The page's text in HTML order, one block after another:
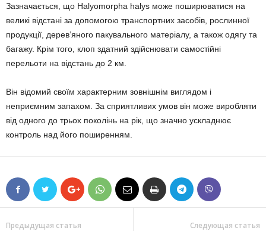
Зазначається, що Halyomorpha halys може поширюватися на
великі відстані за допомогою транспортних засобів, рослинної
продукції, дерев’яного пакувального матеріалу, а також одягу та
багажу. Крім того, клоп здатний здійснювати самостійні
перельоти на відстань до 2 км.
Він відомий своїм характерним зовнішнім виглядом і
неприємним запахом. За сприятливих умов він може виробляти
від одного до трьох поколінь на рік, що значно ускладнює
контроль над його поширенням.
Предыдущая статья Следующая статья